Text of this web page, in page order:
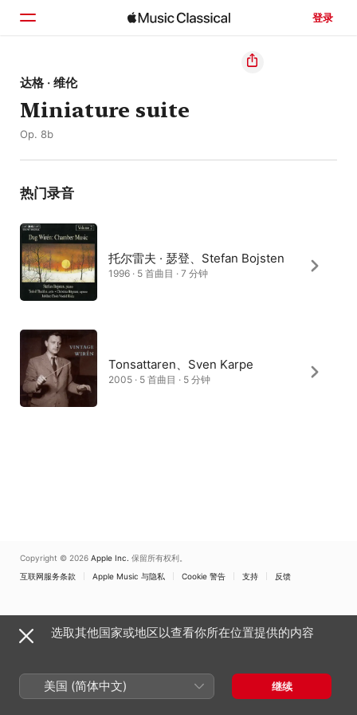
登录
主页
浏览
达格 · 维伦
Miniature suite
Op. 8b
热门录音
托尔雷夫 · 瑟登、Stefan Bojsten
1996 · 5 首曲目 · 7 分钟
Tonsattaren、Sven Karpe
2005 · 5 首曲目 · 5 分钟
Copyright © 2026 Apple Inc. 保留所有权利。
互联网服务条款
Apple Music 与隐私 Cookie 警告 支持 反馈
选取其他国家或地区以查看你所在位置提供的内容
美国 (简体中文) 继续